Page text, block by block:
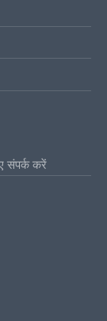
संपर्क करें